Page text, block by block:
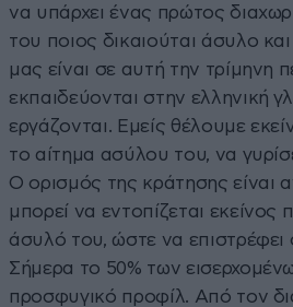
να υπάρχει ένας πρώτος
του ποιος δικαιούται άσυλο
μας είναι σε αυτή την τρίμηνη
εκπαιδεύονται στην ελληνική
εργάζονται. Εμείς θέλουμε
το αίτημα ασύλου του, να
Ο ορισμός της κράτησης είναι
μπορεί να εντοπίζεται εκείνος
άσυλό του, ώστε να επιστρέφει
Σήμερα το 50% των
προσφυγικό προφίλ. Από τον